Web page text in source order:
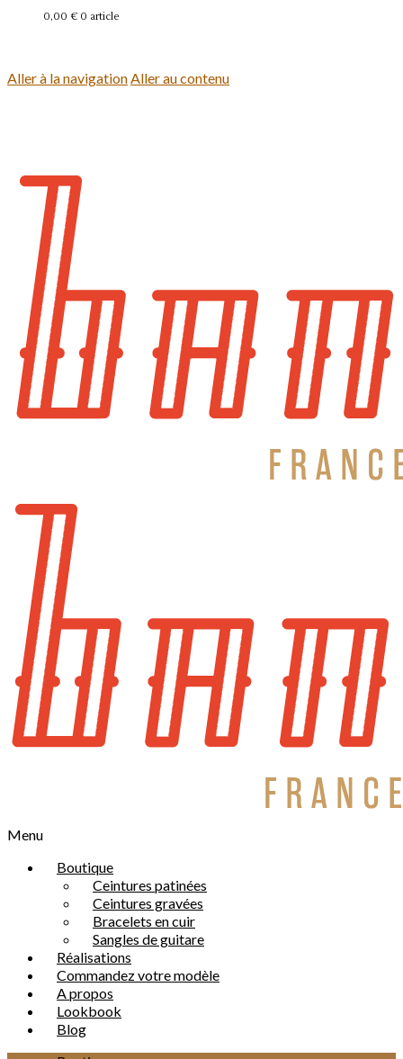
0,00 € 0 article
Aller à la navigationAller au contenu
Menu
Boutique
Ceintures patinées
Ceintures gravées
Bracelets en cuir
Sangles de guitare
Réalisations
Commandez votre modèle
A propos
Lookbook
Blog